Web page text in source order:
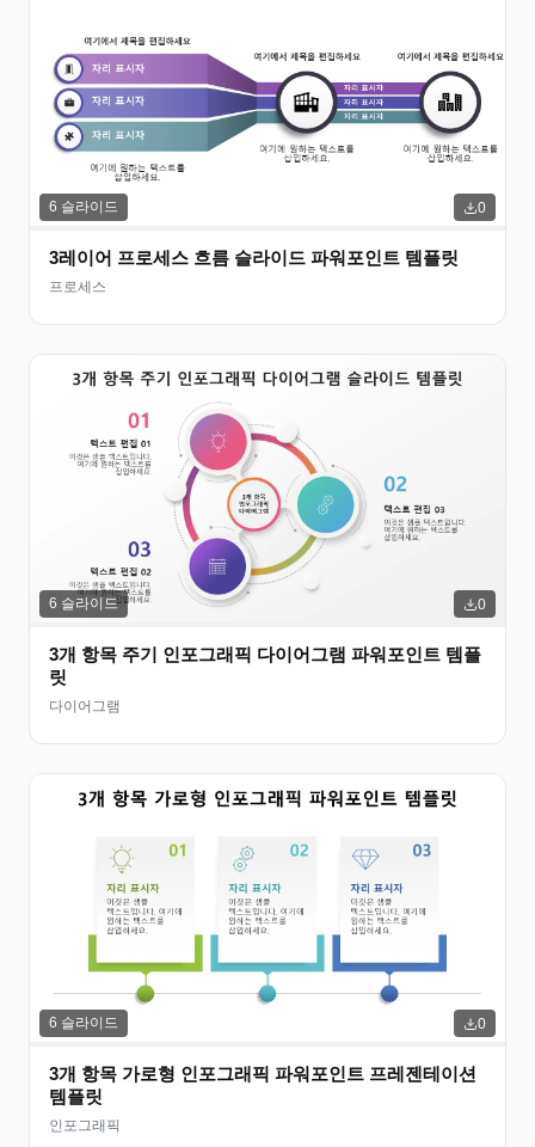
6 슬라이드 0
3레이어 프로세스 흐름 슬라이드 파워포인트 템플릿
프로세스
6 슬라이드 0
3개 항목 주기 인포그래픽 다이어그램 파워포인트 템플
릿
다이어그램
6 슬라이드 0
3개 항목 가로형 인포그래픽 파워포인트 프레젠테이션
템플릿
인포그래픽